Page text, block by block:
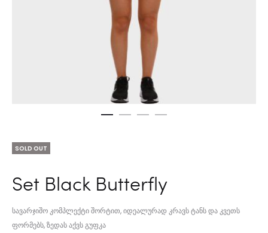
SOLD OUT
Set Black Butterfly
სავარჯიშო კომპლექტი შორტით, იდეალურად კრავს ტანს და კვეთს
ფორმებს, ზედას აქვს გუფკა